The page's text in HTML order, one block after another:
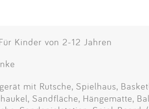
Kinder von 2-12 Jahren
mit Rutsche, Spielhaus,
Sandfläche, Hängematte,